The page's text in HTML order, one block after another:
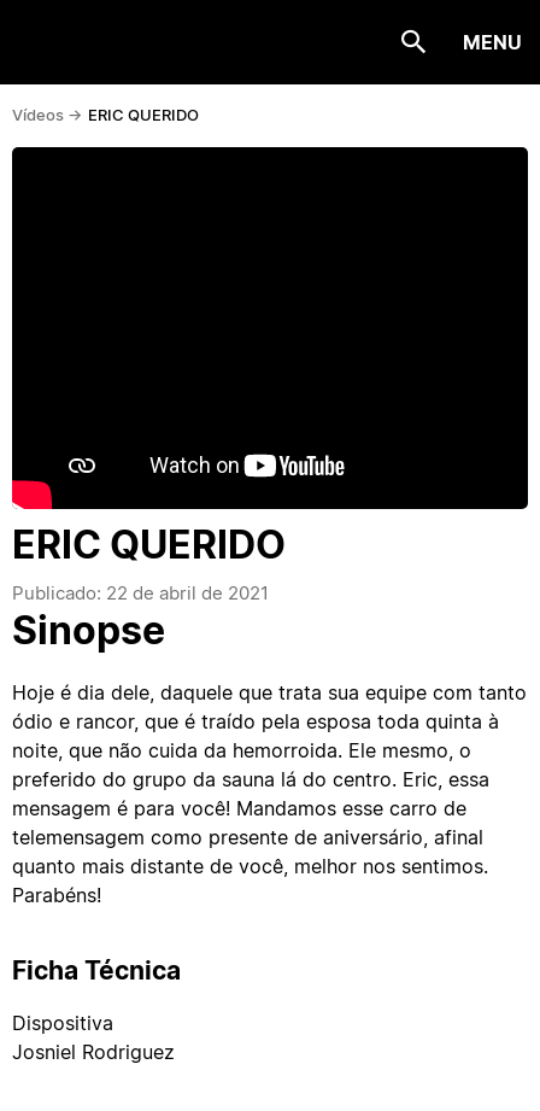
MENU
Vídeos -> ERIC QUERIDO
ERIC QUERIDO
Publicado: 22 de abril de 2021
Sinopse
Hoje é dia dele, daquele que trata sua equipe com tanto
ódio e rancor, que é traído pela esposa toda quinta à
noite, que não cuida da hemorroida. Ele mesmo, o
preferido do grupo da sauna lá do centro. Eric, essa
mensagem é para você! Mandamos esse carro de
telemensagem como presente de aniversário, afinal
quanto mais distante de você, melhor nos sentimos.
Parabéns!
Ficha Técnica
Dispositiva
Josniel Rodriguez